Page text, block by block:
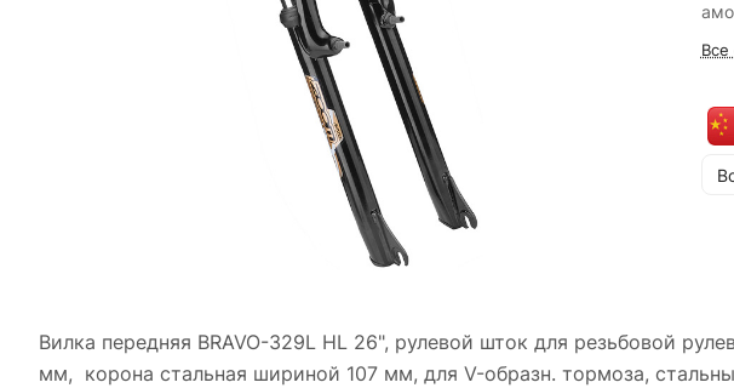
Все
Вилка передняя BRAVO-329L HL 26", рулевой шток для резьбовой
мм, корона стальная шириной 107 мм, для V-образн. тормоза,